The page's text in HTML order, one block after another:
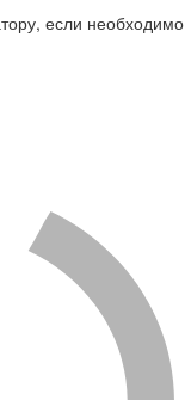
если необходимо